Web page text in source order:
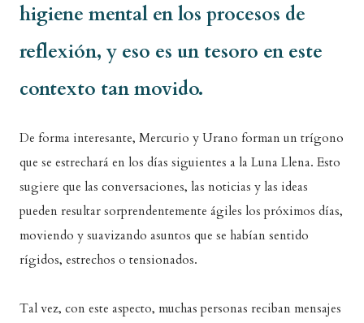
higiene mental en los procesos de
reflexión, y eso es un tesoro en este
contexto tan movido.
De forma interesante, Mercurio y Urano forman un trígono
que se estrechará en los días siguientes a la Luna Llena. Esto
sugiere que las conversaciones, las noticias y las ideas
pueden resultar sorprendentemente ágiles los próximos días,
moviendo y suavizando asuntos que se habían sentido
rígidos, estrechos o tensionados.
Tal vez, con este aspecto, muchas personas reciban mensajes